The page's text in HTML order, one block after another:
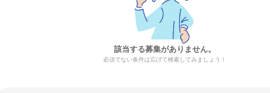
該当する募集がありません。
必須でない条件は広げて検索してみましょう！